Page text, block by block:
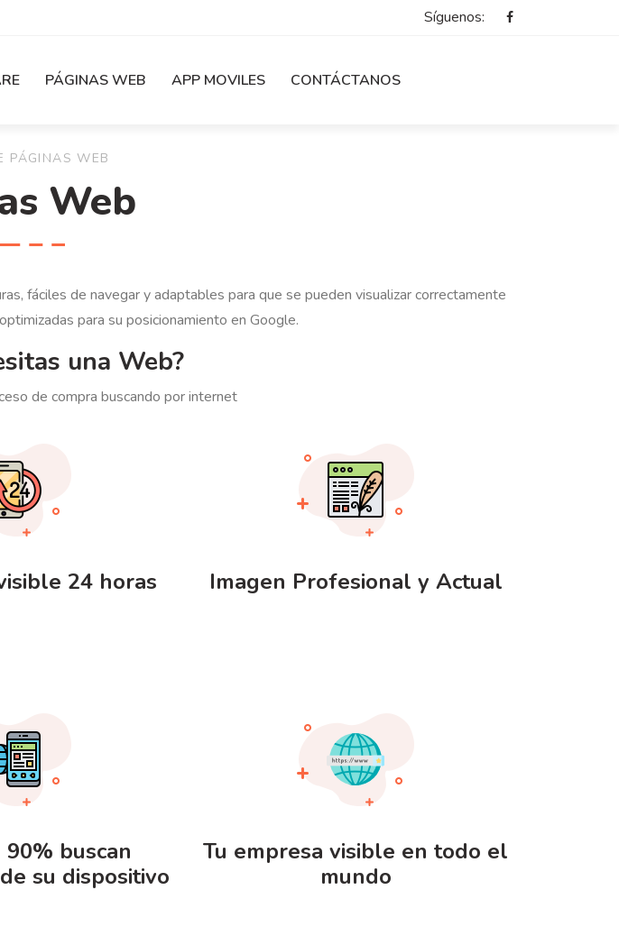
Síguenos:
PÁGINAS WEB APP MOVILES CONTÁCTANOS
PÁGINAS WEB
Web
fáciles de navegar y adaptables para que se pueden visualizar correctamente
para su posicionamiento en Google.
una Web?
de compra buscando por internet
24 horas Imagen Profesional y Actual
buscan
su dispositivo
Tu empresa visible en todo el
mundo